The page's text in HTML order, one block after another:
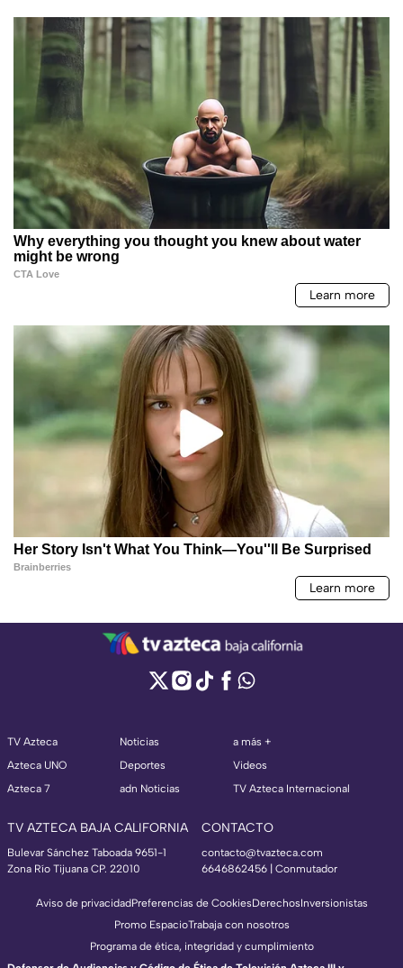
TV Azteca
Azteca UNO
Azteca 7
Noticias
Deportes
adn Noticias
a más +
Videos
TV Azteca Internacional
TV AZTECA BAJA CALIFORNIA
Bulevar Sánchez Taboada 9651-1
Zona Río Tijuana CP. 22010
CONTACTO
contacto@tvazteca.com
6646862456 | Conmutador
Aviso de privacidadPreferencias de CookiesDerechosInversionistas
Promo EspacioTrabaja con nosotros
Programa de ética, integridad y cumplimiento